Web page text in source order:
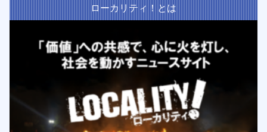
ローカリティ！とは